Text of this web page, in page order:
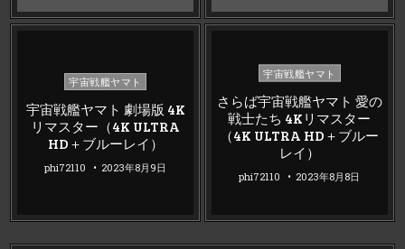
Posted
宇宙戦艦ヤマト
宇宙戦艦ヤマト 劇場版 4K
リマスター（4K ULTRA
HD＋ブルーレイ）
phi72110 2023年8月9日
Posted
宇宙戦艦ヤマト
さらば宇宙戦艦ヤマト 愛の
戦士たち 4Kリマスター
（4K ULTRA HD＋ブルー
レイ）
phi72110 2023年8月8日